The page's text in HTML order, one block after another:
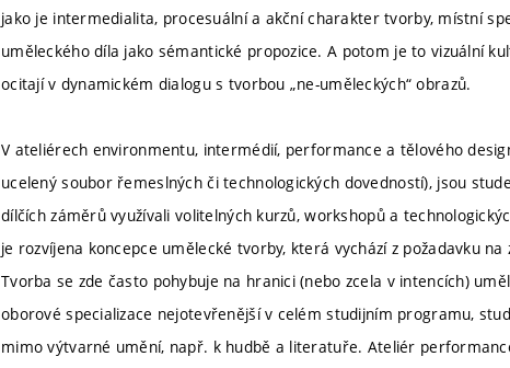
jako je intermedialita, procesuální a akční charakter tvorby, místní
uměleckého díla jako sémantické propozice. A potom je to vizuální
ocitají v dynamickém dialogu s tvorbou „ne-uměleckých“ obrazů.
V ateliérech environmentu, intermédií, performance a tělového
ucelený soubor řemeslných či technologických dovedností), jsou
dílčích záměrů využívali volitelných kurzů, workshopů a
je rozvíjena koncepce umělecké tvorby, která vychází z požadavku
Tvorba se zde často pohybuje na hranici (nebo zcela v intencích)
oborové specializace nejotevřenější v celém studijním programu,
mimo výtvarné umění, např. k hudbě a literatuře. Ateliér